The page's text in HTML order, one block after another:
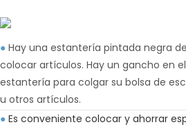
● Hay una estantería pintada negra
colocar artículos. Hay un gancho en
estantería para colgar su bolsa de
u otros artículos.
● Es conveniente colocar y ahorrar